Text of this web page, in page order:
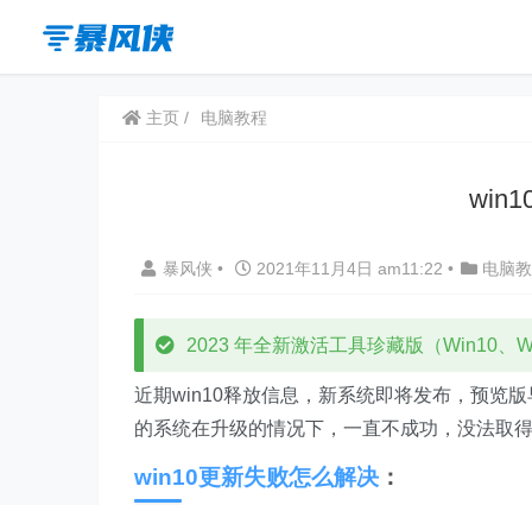
主页 电脑教程
暴风侠 • 2021年11月4日 am11:22 • 电脑
2023 年全新激活工具珍藏版（Win10、
近期win10释放信息，新系统即将发布，预览
的系统在升级的情况下，一直不成功，没法取
win10更新失败怎么解决 ：